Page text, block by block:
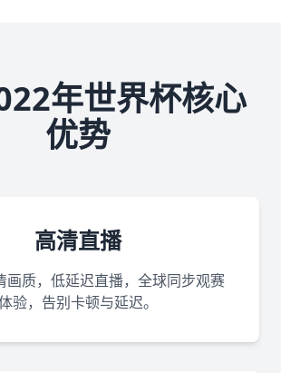
年世界杯核心
优势
高清直播
画质，低延迟直播，全球同步观赛
验，告别卡顿与延迟。